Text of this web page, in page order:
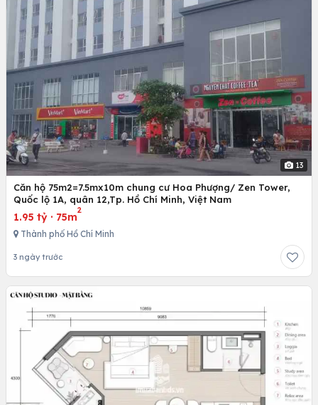
13
Căn hộ 75m2=7.5mx10m chung cư Hoa Phượng/ Zen Tower,
Quốc lộ 1A, quân 12,Tp. Hồ Chí Minh, Việt Nam
1.95 tỷ · 75m
2
Thành phố Hồ Chí Minh
3 ngày trước